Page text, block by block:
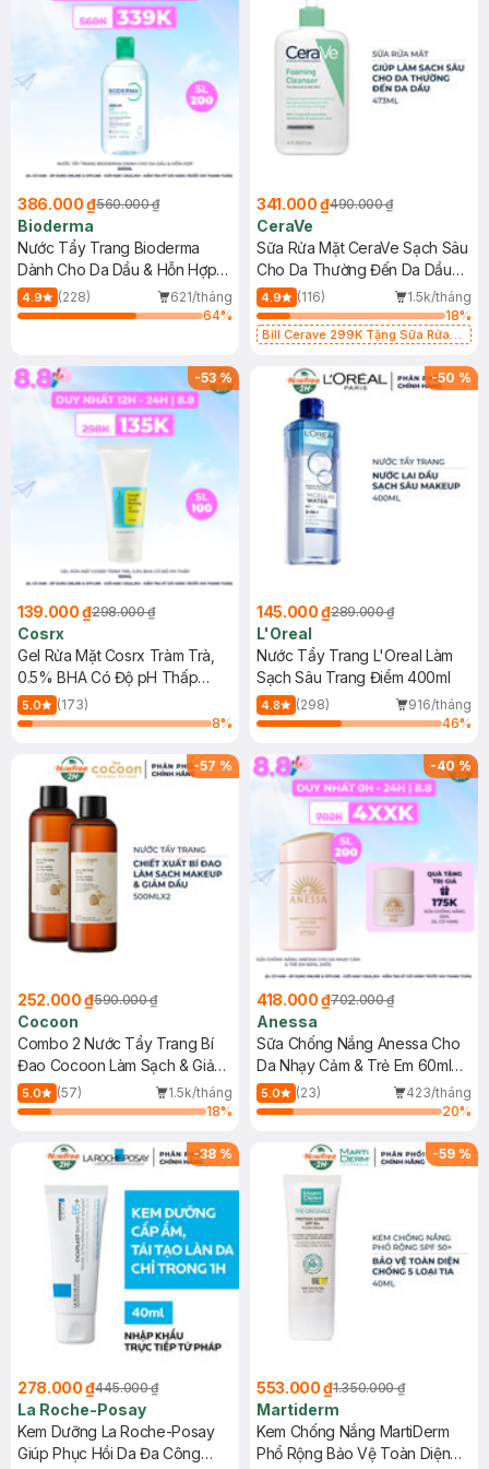
386.000 ₫560.000 ₫
Bioderma
Nước Tẩy Trang Bioderma
Dành Cho Da Dầu & Hỗn Hợp
500ml
4.9 (228)
621/tháng
64%
341.000 ₫490.000 ₫
CeraVe
Sữa Rửa Mặt CeraVe Sạch Sâu
Cho Da Thường Đến Da Dầu
473ml
4.9 (116)
1.5k/tháng
18%
Bill Cerave 299K Tặng Sữa Rửa
-53%
139.000 ₫298.000 ₫
Cosrx
Gel Rửa Mặt Cosrx Tràm Trà,
0.5% BHA Có Độ pH Thấp
150ml
5.0
(173)
8%
-50 %
145.000 ₫289.000 ₫
L'Oreal
Nước Tẩy Trang L'Oreal Làm
Sạch Sâu Trang Điểm 400ml
4.8 (298)
916/tháng
46%
-57 %
252.000 ₫590.000 ₫
Cocoon
Combo 2 Nước Tẩy Trang Bí
Đao Cocoon Làm Sạch & Giảm
Dầu 500ml
5.0 (57)
1.5k/tháng
18%
-40%
418.000 ₫702.000 ₫
Anessa
Sữa Chống Nắng Anessa Cho
Da Nhạy Cảm & Trẻ Em 60ml
(Mới)
5.0 (23)
423/tháng
20%
-38 %
278.000 ₫445.000 ₫
La Roche-Posay
Kem Dưỡng La Roche-Posay
Giúp Phục Hồi Da Đa Công
-59 %
553.000 ₫1.350.000 ₫
Martiderm
Kem Chống Nắng MartiDerm
Phổ Rộng Bảo Vệ Toàn Diện